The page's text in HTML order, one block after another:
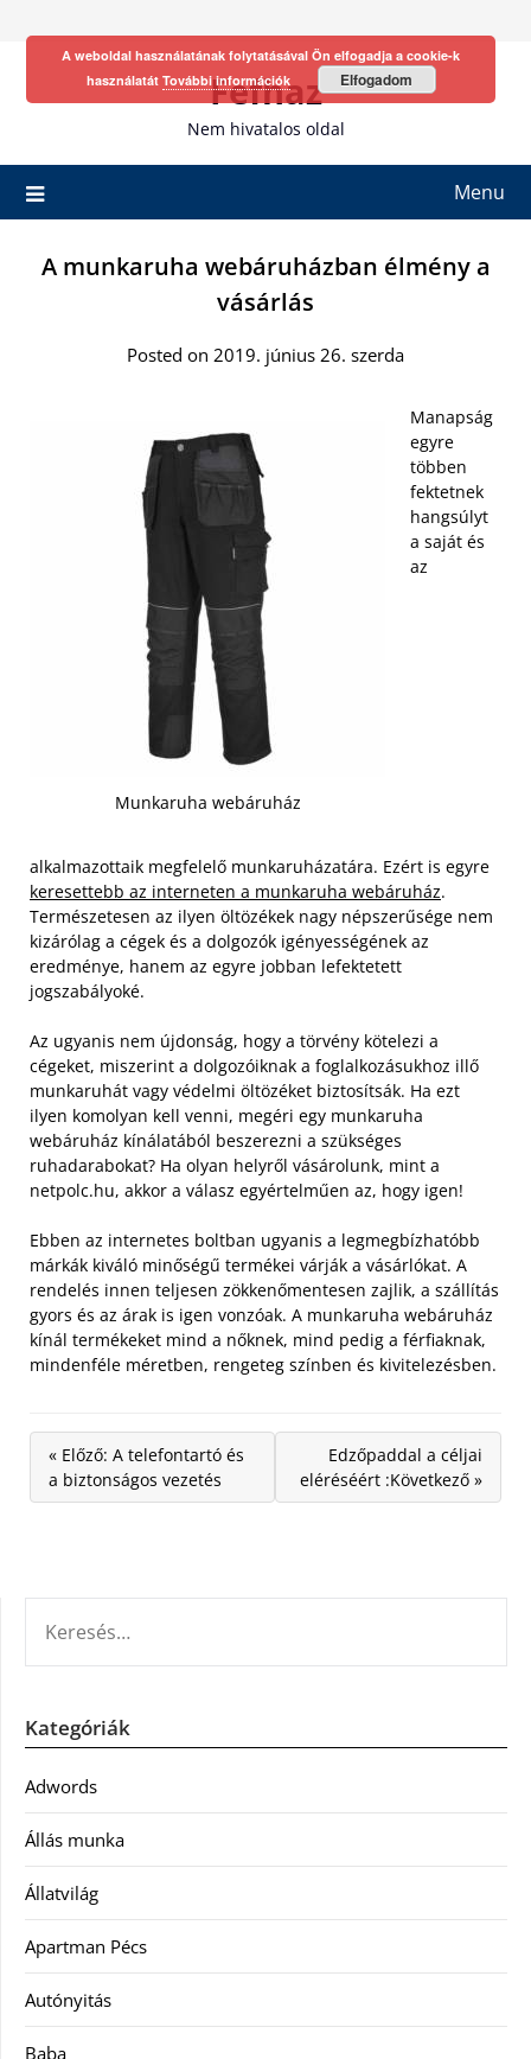
Fefhaz
Nem hivatalos oldal
Menu
A munkaruha webáruházban élmény a
vásárlás
Posted on 2019. június 26. szerda
Munkaruha webáruház
Manapság
egyre
többen
fektetnek
hangsúlyt
a saját és
az
alkalmazottaik megfelelő munkaruházatára. Ezért is egyre
keresettebb az interneten a munkaruha webáruház.
Természetesen az ilyen öltözékek nagy népszerűsége nem
kizárólag a cégek és a dolgozók igényességének az
eredménye, hanem az egyre jobban lefektetett
jogszabályoké.
Az ugyanis nem újdonság, hogy a törvény kötelezi a
cégeket, miszerint a dolgozóiknak a foglalkozásukhoz illő
munkaruhát vagy védelmi öltözéket biztosítsák. Ha ezt
ilyen komolyan kell venni, megéri egy munkaruha
webáruház kínálatából beszerezni a szükséges
ruhadarabokat? Ha olyan helyről vásárolunk, mint a
netpolc.hu, akkor a válasz egyértelműen az, hogy igen!
Ebben az internetes boltban ugyanis a legmegbízhatóbb
márkák kiváló minőségű termékei várják a vásárlókat. A
rendelés innen teljesen zökkenőmentesen zajlik, a szállítás
gyors és az árak is igen vonzóak. A munkaruha webáruház
kínál termékeket mind a nőknek, mind pedig a férfiaknak,
mindenféle méretben, rengeteg színben és kivitelezésben.
« Előző: A telefontartó és
a biztonságos vezetés
Edzőpaddal a céljai
eléréséért :Következő »
Kategóriák
Adwords
Állás munka
Állatvilág
Apartman Pécs
Autónyitás
Baba
A weboldal használatának folytatásával Ön elfogadja a cookie-k
használatát További információk Elfogadom